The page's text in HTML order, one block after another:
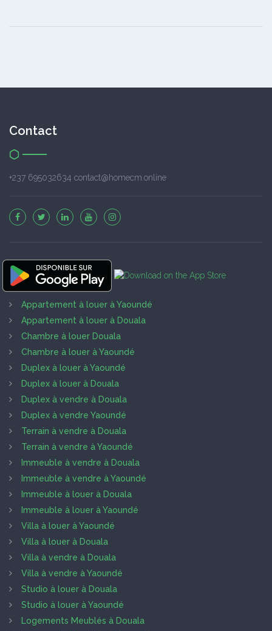
Contact
+237 695032634 contact@homecm.online
Appartement à louer à Yaoundé
Appartement à louer à Douala
Chambre à louer Douala
Chambre à louer à Yaoundé
Duplex à louer à Yaoundé
Duplex à louer à Douala
Duplex à vendre à Douala
Duplex à vendre Yaoundé
Terrain à vendre à Douala
Terrain à vendre à Yaoundé
Immeuble à vendre à Douala
Immeuble à vendre à Yaoundé
Immeuble à louer à Douala
Immeuble à louer à Yaoundé
Villa à louer à Yaoundé
Villa à louer à Douala
Villa à vendre à Douala
Villa à vendre à Yaoundé
Studio à louer à Douala
Studio à louer à Yaoundé
Logements Meublés à Douala